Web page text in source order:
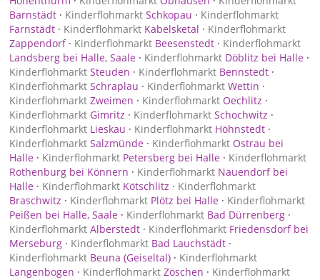
Barnstädt · Kinderflohmarkt Schkopau · Kinderflohmarkt
Farnstädt · Kinderflohmarkt Kabelsketal · Kinderflohmarkt
Zappendorf· Kinderflohmarkt Beesenstedt · Kinderflohmarkt
Landsberg bei Halle, Saale · Kinderflohmarkt Döblitz bei Halle ·
Kinderflohmarkt Steuden · Kinderflohmarkt Bennstedt ·
Kinderflohmarkt Schraplau · Kinderflohmarkt Wettin ·
Kinderflohmarkt Zweimen · Kinderflohmarkt Oechlitz ·
Kinderflohmarkt Gimritz · Kinderflohmarkt Schochwitz ·
Kinderflohmarkt Lieskau · Kinderflohmarkt Höhnstedt ·
Kinderflohmarkt Salzmünde · Kinderflohmarkt Ostrau bei
Halle · Kinderflohmarkt Petersberg bei Halle · Kinderflohmarkt
Rothenburg bei Könnern · Kinderflohmarkt Nauendorf bei
Halle · Kinderflohmarkt Kötschlitz · Kinderflohmarkt
Braschwitz · Kinderflohmarkt Plötz bei Halle · Kinderflohmarkt
Peißen bei Halle, Saale · Kinderflohmarkt Bad Dürrenberg ·
Kinderflohmarkt Alberstedt · Kinderflohmarkt Friedensdorf bei
Merseburg · Kinderflohmarkt Bad Lauchstädt ·
Kinderflohmarkt Beuna (Geiseltal) · Kinderflohmarkt
Langenbogen · Kinderflohmarkt Zöschen · Kinderflohmarkt